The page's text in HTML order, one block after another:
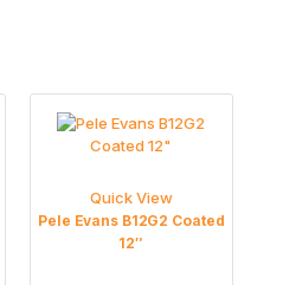
Quick View
Pele Evans B12G2 Coated
12″